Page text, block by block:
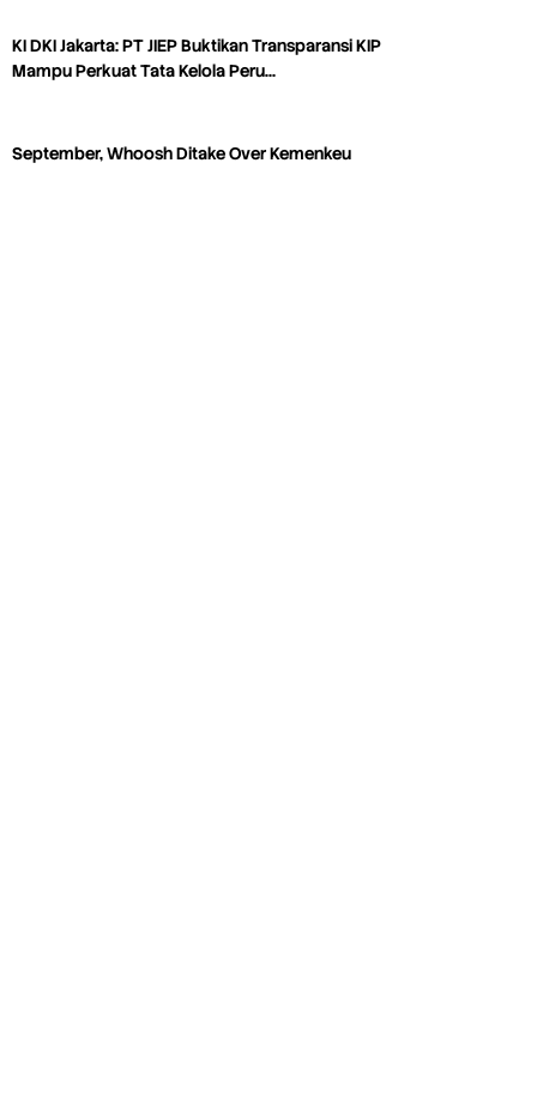
KI DKI Jakarta: PT JIEP Buktikan Transparansi KIP
Mampu Perkuat Tata Kelola Peru…
September, Whoosh Ditake Over Kemenkeu